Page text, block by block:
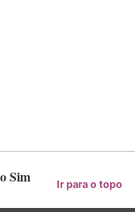
Sim Ir para o topo